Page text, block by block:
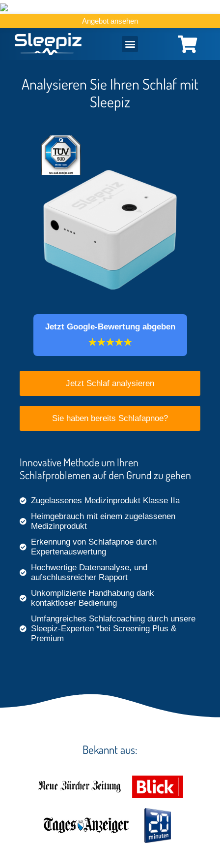
Angebot ansehen
Analysieren Sie Ihren Schlaf mit
Sleepiz
Jetzt Google-Bewertung abgeben
★★★★★
Jetzt Schlaf analysieren
Sie haben bereits Schlafapnoe?
Innovative Methode um Ihren
Schlafproblemen auf den Grund zu gehen
Zugelassenes Medizinprodukt Klasse IIa
Heimgebrauch mit einem zugelassenen
Medizinprodukt
Erkennung von Schlafapnoe durch
Expertenauswertung
Hochwertige Datenanalyse, und
aufschlussreicher Rapport
Unkomplizierte Handhabung dank
kontaktloser Bedienung
Umfangreiches Schlafcoaching durch unsere
Sleepiz-Experten *bei Screening Plus &
Premium
Bekannt aus: